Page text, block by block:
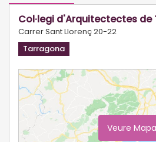
Col·legi d'Arquitectectes de
Carrer Sant Llorenç 20-22
Tarragona
Veure Mapa